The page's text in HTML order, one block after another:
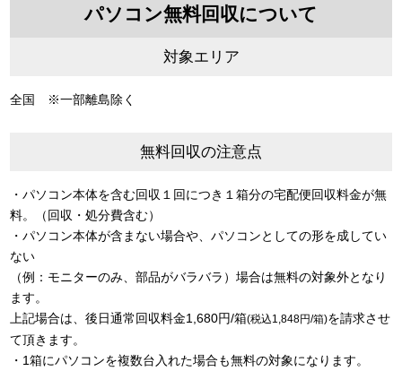
パソコン無料回収について
対象エリア
全国 ※一部離島除く
無料回収の注意点
・パソコン本体を含む回収１回につき１箱分の宅配便回収料金が無
料。（回収・処分費含む）
・パソコン本体が含まない場合や、パソコンとしての形を成してい
ない
（例：モニターのみ、部品がバラバラ）場合は無料の対象外となり
ます。
上記場合は、後日通常回収料金1,680円/箱(税込1,848円/箱)を請求させ
て頂きます。
・1箱にパソコンを複数台入れた場合も無料の対象になります。